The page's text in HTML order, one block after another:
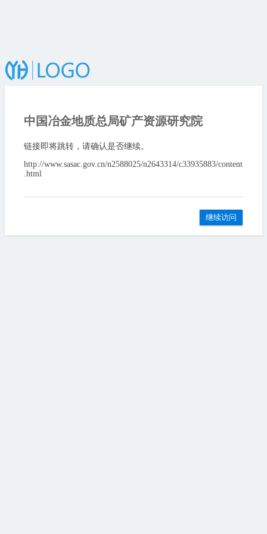
中国冶金地质总局矿产资源研究院
链接即将跳转，请确认是否继续。
http://www.sasac.gov.cn/n2588025/n2643314/c33935883/content
.html
继续访问